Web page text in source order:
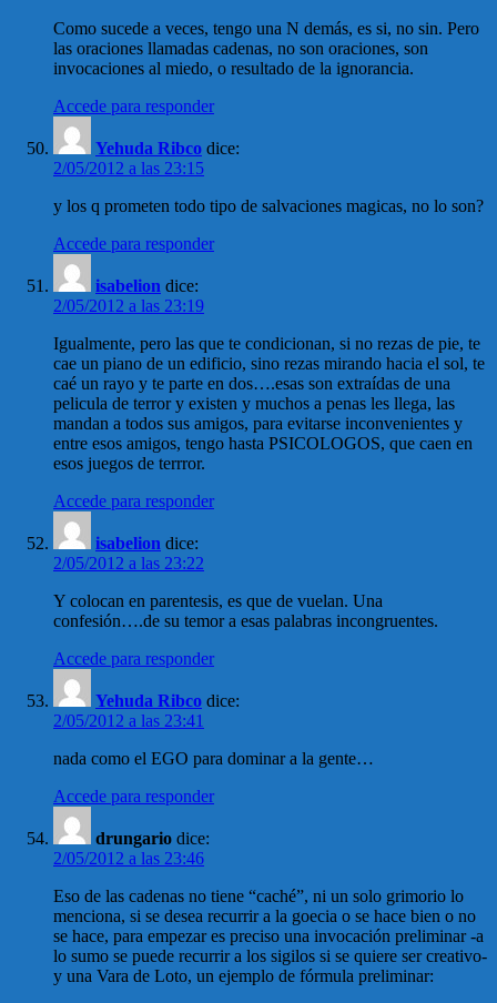
Como sucede a veces, tengo una N demás, es si, no sin. Pero
las oraciones llamadas cadenas, no son oraciones, son
invocaciones al miedo, o resultado de la ignorancia.
Accede para responder
Yehuda Ribco dice:
2/05/2012 a las 23:15
y los q prometen todo tipo de salvaciones magicas, no lo son?
Accede para responder
isabelion dice:
2/05/2012 a las 23:19
Igualmente, pero las que te condicionan, si no rezas de pie, te
cae un piano de un edificio, sino rezas mirando hacia el sol, te
caé un rayo y te parte en dos….esas son extraídas de una
pelicula de terror y existen y muchos a penas les llega, las
mandan a todos sus amigos, para evitarse inconvenientes y
entre esos amigos, tengo hasta PSICOLOGOS, que caen en
esos juegos de terrror.
Accede para responder
isabelion dice:
2/05/2012 a las 23:22
Y colocan en parentesis, es que de vuelan. Una
confesión….de su temor a esas palabras incongruentes.
Accede para responder
Yehuda Ribco dice:
2/05/2012 a las 23:41
nada como el EGO para dominar a la gente…
Accede para responder
drungario dice:
2/05/2012 a las 23:46
Eso de las cadenas no tiene “caché”, ni un solo grimorio lo
menciona, si se desea recurrir a la goecia o se hace bien o no
se hace, para empezar es preciso una invocación preliminar -a
lo sumo se puede recurrir a los sigilos si se quiere ser creativo-
y una Vara de Loto, un ejemplo de fórmula preliminar: